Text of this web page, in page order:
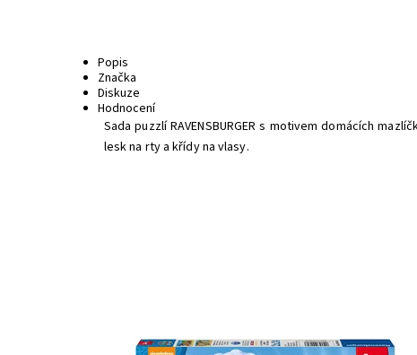
Popis
Značka
Diskuze
Hodnocení
Sada puzzlí RAVENSBURGER s motivem domácích
lesk na rty a křídy na vlasy.